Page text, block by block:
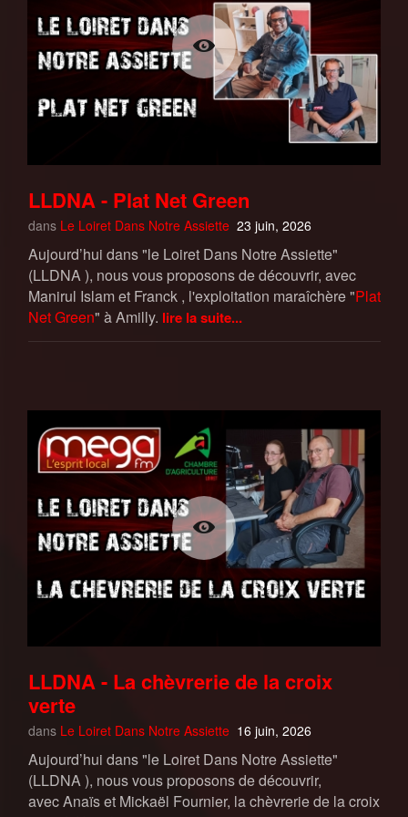
LLDNA - Plat Net Green
dans Le Loiret Dans Notre Assiette 23 juin, 2026
Aujourd’hui dans "le Loiret Dans Notre Assiette"
(LLDNA ), nous vous proposons de découvrir, avec
Manirul Islam et Franck , l'exploitation maraîchère "Plat
Net Green" à Amilly. lire la suite...
LLDNA - La chèvrerie de la croix
verte
dans Le Loiret Dans Notre Assiette 16 juin, 2026
Aujourd’hui dans "le Loiret Dans Notre Assiette"
(LLDNA ), nous vous proposons de découvrir,
avec Anaïs et Mickaël Fournier, la chèvrerie de la croix